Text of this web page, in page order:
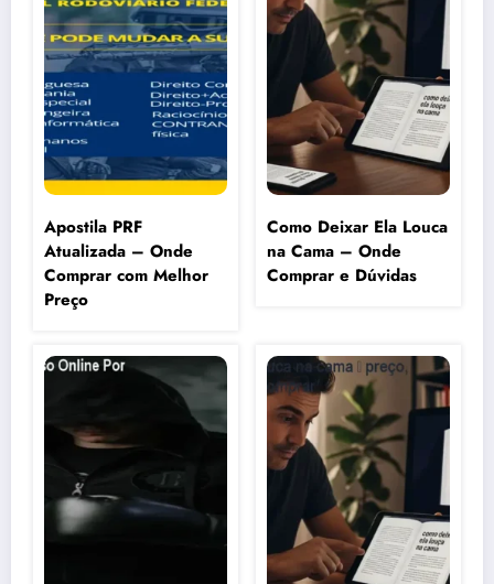
Apostila PRF
Atualizada – Onde
Comprar com Melhor
Preço
Como Deixar Ela Louca
na Cama – Onde
Comprar e Dúvidas